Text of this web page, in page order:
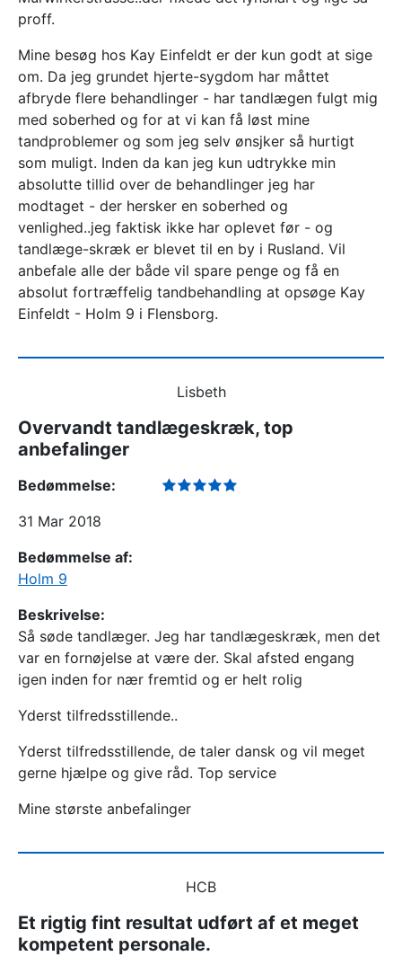
proff.
Mine besøg hos Kay Einfeldt er der kun godt at sige
om. Da jeg grundet hjerte-sygdom har måttet
afbryde flere behandlinger - har tandlægen fulgt mig
med soberhed og for at vi kan få løst mine
tandproblemer og som jeg selv ønsjker så hurtigt
som muligt. Inden da kan jeg kun udtrykke min
absolutte tillid over de behandlinger jeg har
modtaget - der hersker en soberhed og
venlighed..jeg faktisk ikke har oplevet før - og
tandlæge-skræk er blevet til en by i Rusland. Vil
anbefale alle der både vil spare penge og få en
absolut fortræffelig tandbehandling at opsøge Kay
Einfeldt - Holm 9 i Flensborg.
Lisbeth
Overvandt tandlægeskræk, top
anbefalinger
Bedømmelse:
31 Mar 2018
Bedømmelse af:
Holm 9
Beskrivelse:
Så søde tandlæger. Jeg har tandlægeskræk, men det
var en fornøjelse at være der. Skal afsted engang
igen inden for nær fremtid og er helt rolig
Yderst tilfredsstillende..
Yderst tilfredsstillende, de taler dansk og vil meget
gerne hjælpe og give råd. Top service
Mine største anbefalinger
HCB
Et rigtig fint resultat udført af et meget
kompetent personale.